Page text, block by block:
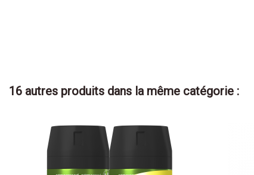
16 autres produits dans la même catégorie :